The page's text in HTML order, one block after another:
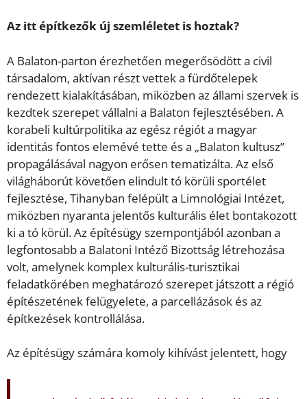
Az itt építkezők új szemléletet is hoztak?
A Balaton-parton érezhetően megerősödött a civil
társadalom, aktívan részt vettek a fürdőtelepek
rendezett kialakításában, miközben az állami szervek is
kezdtek szerepet vállalni a Balaton fejlesztésében. A
korabeli kultúrpolitika az egész régiót a magyar
identitás fontos elemévé tette és a „Balaton kultusz”
propagálásával nagyon erősen tematizálta. Az első
világháborút követően elindult tó körüli sportélet
fejlesztése, Tihanyban felépült a Limnológiai Intézet,
miközben nyaranta jelentős kulturális élet bontakozott
ki a tó körül. Az építésügy szempontjából azonban a
legfontosabb a Balatoni Intéző Bizottság létrehozása
volt, amelynek komplex kulturális-turisztikai
feladatkörében meghatározó szerepet játszott a régió
építészetének felügyelete, a parcellázások és az
építkezések kontrollálása.
Az építésügy számára komoly kihívást jelentett, hogy